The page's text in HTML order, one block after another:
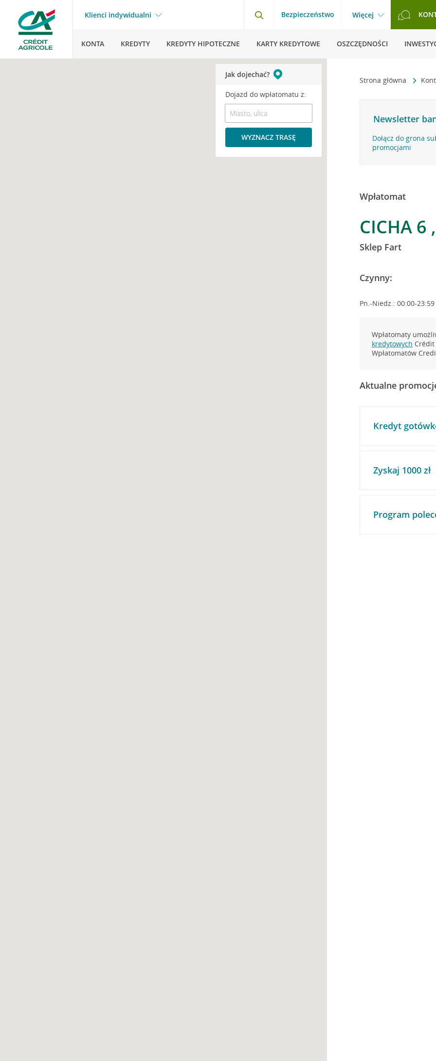
Klienci indywidualni Bezpieczeństwo Więcej
KONTA KREDYTY KREDYTY HIPOTECZNE KARTY KREDYTOWE OSZCZĘDNOŚCI
Strona główna
Newsletter
Dołącz do grona
promocjami
Wpłatomat
CICHA 6
Sklep Fart
Czynny:
Pn.-Niedz.: 00:00-23:59
Wpłatomaty
kredytowych
Wpłatomatów
Aktualne
Kredyt
Zyskaj 1000 zł
Program
Jak dojechać?
Dojazd do wpłatomatu z:
WYZNACZ TRASĘ